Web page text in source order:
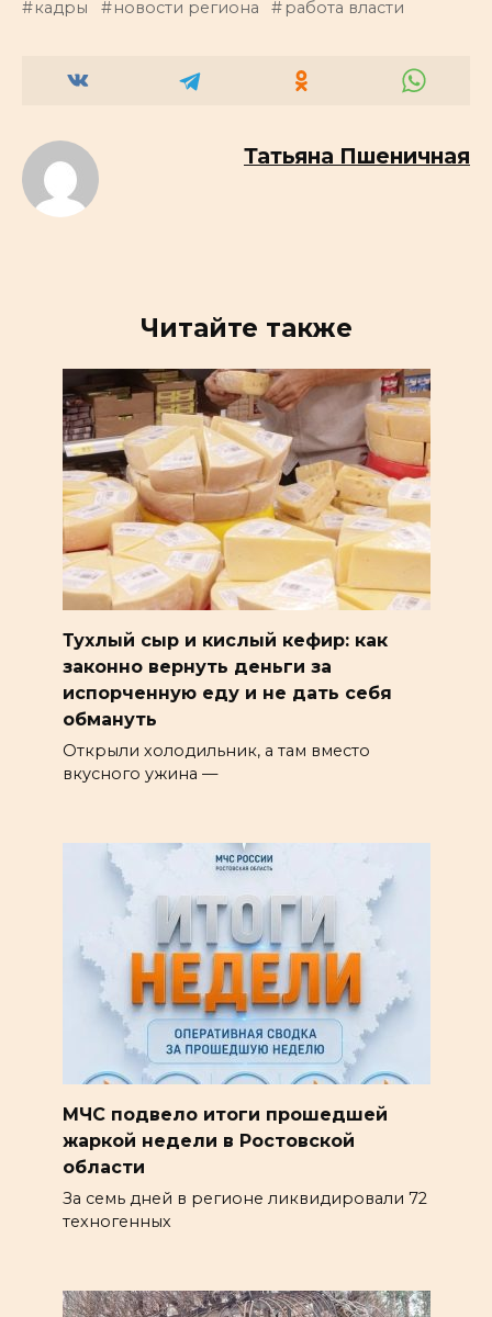
кадры новости региона работа власти
Татьяна Пшеничная
Читайте также
Тухлый сыр и кислый кефир: как
законно вернуть деньги за
испорченную еду и не дать себя
обмануть
Открыли холодильник, а там вместо
вкусного ужина —
МЧС подвело итоги прошедшей
жаркой недели в Ростовской
области
За семь дней в регионе ликвидировали 72
техногенных